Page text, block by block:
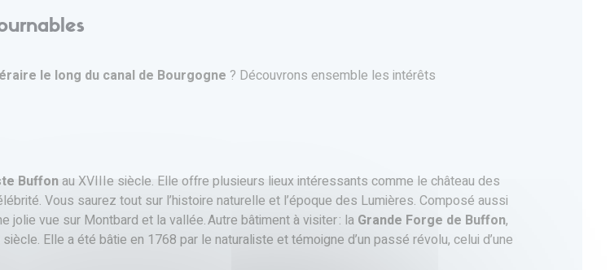
le long du canal de Bourgogne ? Découvrons ensemble les intérêts
Buffonau XVIIIe siècle. Elle offre plusieurs lieux intéressants comme le château des
Vous saurez tout sur l’histoire naturelle et l’époque des Lumières. Composé aussi
jolie vue sur Montbard et la vallée. Autre bâtiment à visiter : la Grande Forge de Buffon,
Elle a été bâtie en 1768 par le naturaliste et témoigne d’un passé révolu, celui d’une